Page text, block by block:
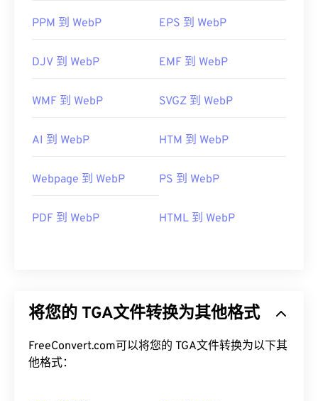
PPM 到 WebP EPS 到 WebP
DJV 到 WebP EMF 到 WebP
WMF 到 WebP SVGZ 到 WebP
AI 到 WebP HTM 到 WebP
Webpage 到 WebP PS 到 WebP
PDF 到 WebP HTML 到 WebP
将您的 TGA文件转换为其他格式
FreeConvert.com可以将您的 TGA文件转换为以下其
他格式：